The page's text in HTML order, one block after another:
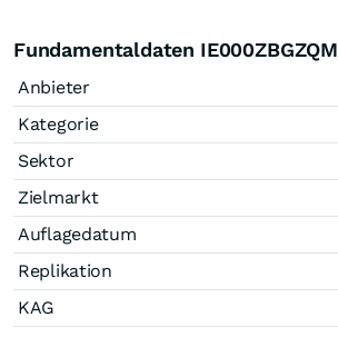
Fundamentaldaten
Anbieter
Kategorie
Sektor
Zielmarkt
Auflagedatum
Replikation
KAG